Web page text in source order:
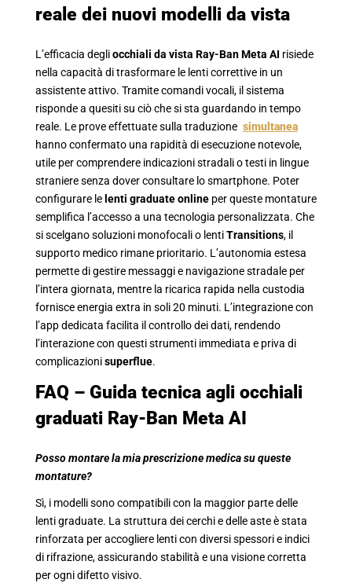
reale dei nuovi modelli da vista
L’efficacia degliocchiali da vista Ray-Ban Meta AI risiede
nella capacità di trasformare le lenti correttive in un
assistente attivo. Tramite comandi vocali, il sistema
risponde a quesiti su ciò che si sta guardando in tempo
reale. Le prove effettuate sulla traduzione simultanea
hanno confermato una rapidità di esecuzione notevole,
utile per comprendere indicazioni stradali o testi in lingue
straniere senza dover consultare lo smartphone. Poter
configurare le lenti graduate online per queste montature
semplifica l’accesso a una tecnologia personalizzata. Che
si scelgano soluzioni monofocali o lentiTransitions, il
supporto medico rimane prioritario. L’autonomia estesa
permette di gestire messaggi e navigazione stradale per
l’intera giornata, mentre la ricarica rapida nella custodia
fornisce energia extra in soli 20 minuti. L’integrazione con
l’app dedicata facilita il controllo dei dati, rendendo
l’interazione con questi strumenti immediata e priva di
complicazionisuperflue.
FAQ – Guida tecnica agli occhiali
graduati Ray-Ban Meta AI
Posso montare la mia prescrizione medica su queste
montature?
Sì, i modelli sono compatibili con la maggior parte delle
lenti graduate. La struttura dei cerchi e delle aste è stata
rinforzata per accogliere lenti con diversi spessori e indici
di rifrazione, assicurando stabilità e una visione corretta
per ogni difetto visivo.